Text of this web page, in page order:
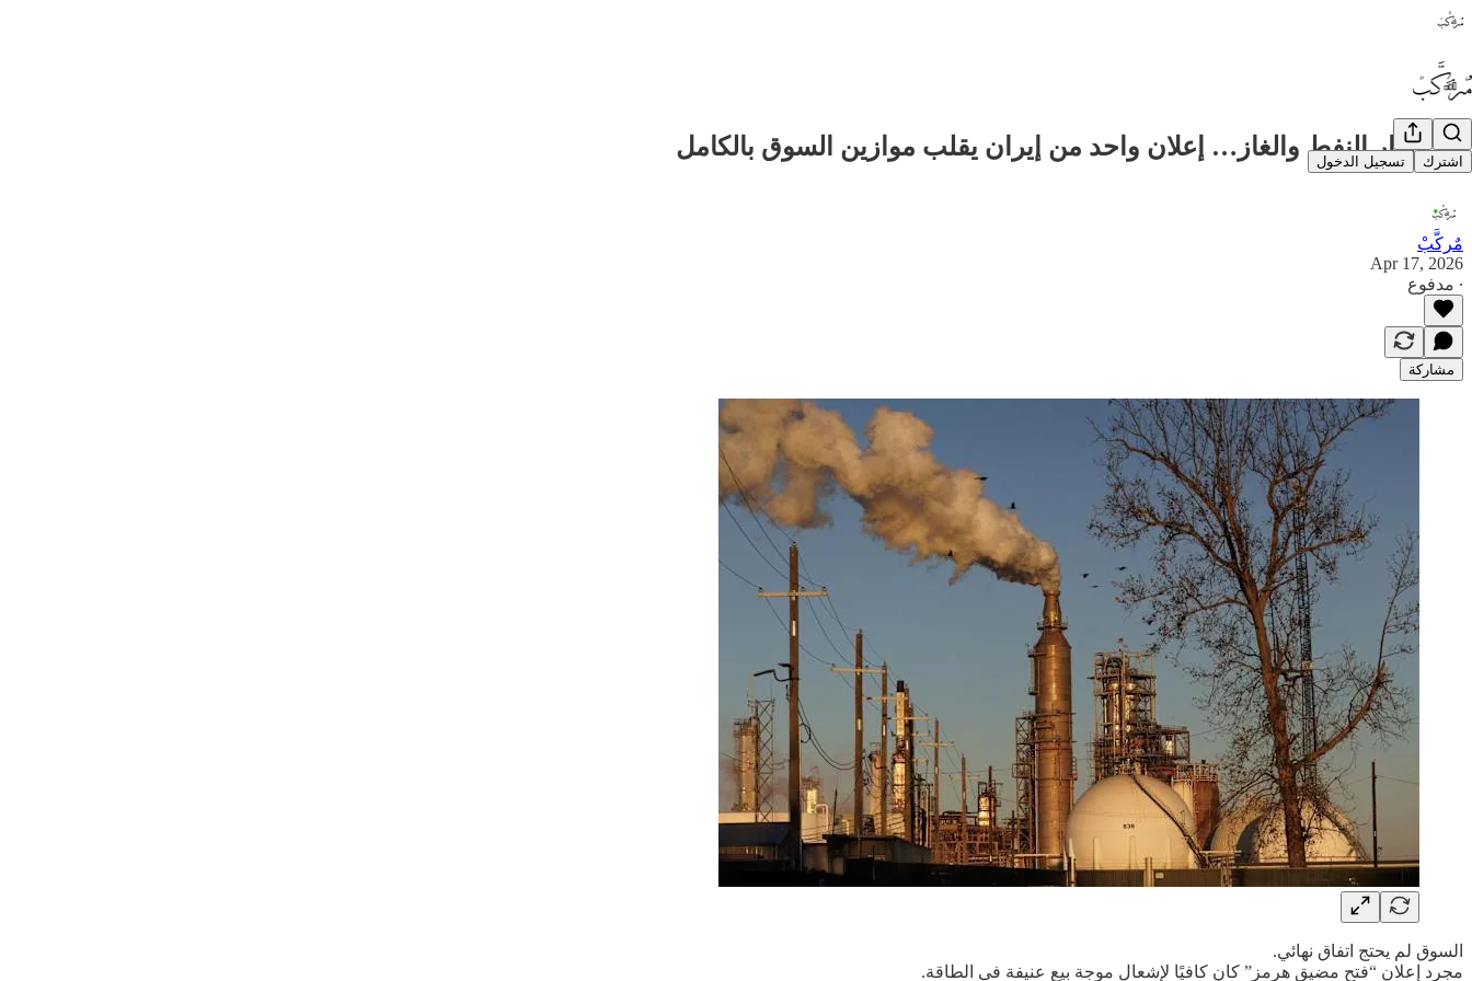
اشترك تسجيل الدخول
📊 انهيار النفط والغاز… إعلان واحد من إيران يقلب موازين السوق بالكامل
مٌركَّبْ
Apr 17, 2026
∙ مدفوع
مشاركة
السوق لم يحتج اتفاق نهائي.
مجرد إعلان “فتح مضيق هرمز” كان كافيًا لإشعال موجة بيع عنيفة في الطاقة.